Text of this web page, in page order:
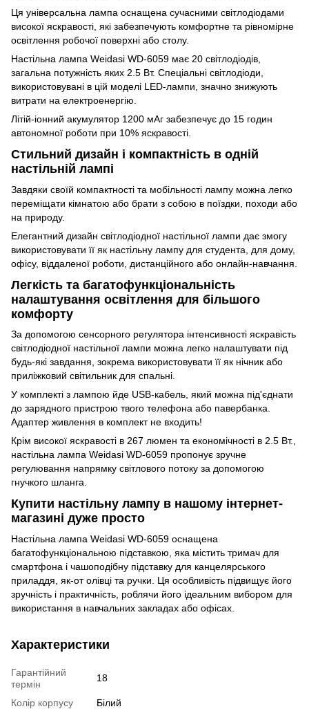
Ця універсальна лампа оснащена сучасними світлодіодами
високої яскравості, які забезпечують комфортне та рівномірне
освітлення робочої поверхні або столу.
Настільна лампа Weidasi WD-6059 має 20 світлодіодів,
загальна потужність яких 2.5 Вт. Спеціальні світлодіоди,
використовувані в цій моделі LED-лампи, значно знижують
витрати на електроенергію.
Літій-іонний акумулятор 1200 мАг забезпечує до 15 годин
автономної роботи при 10% яскравості.
Стильний дизайн і компактність в одній
настільній лампі
Завдяки своїй компактності та мобільності лампу можна легко
переміщати кімнатою або брати з собою в поїздки, походи або
на природу.
Елегантний дизайн світлодіодної настільної лампи дає змогу
використовувати її як настільну лампу для студента, для дому,
офісу, віддаленої роботи, дистанційного або онлайн-навчання.
Легкість та багатофункціональність
налаштування освітлення для більшого
комфорту
За допомогою сенсорного регулятора інтенсивності яскравість
світлодіодної настільної лампи можна легко налаштувати під
будь-які завдання, зокрема використовувати її як нічник або
приліжковий світильник для спальні.
У комплекті з лампою йде USB-кабель, який можна під'єднати
до зарядного пристрою твого телефона або павербанка.
Адаптер живлення в комплект не входить!
Крім високої яскравості в 267 люмен та економічності в 2.5 Вт.,
настільна лампа Weidasi WD-6059 пропонує зручне
регулювання напрямку світлового потоку за допомогою
гнучкого шланга.
Купити настільну лампу в нашому інтернет-
магазині дуже просто
Настільна лампа Weidasi WD-6059 оснащена
багатофункціональною підставкою, яка містить тримач для
смартфона і чашоподібну підставку для канцелярського
приладдя, як-от олівці та ручки. Ця особливість підвищує його
зручність і практичність, роблячи його ідеальним вибором для
використання в навчальних закладах або офісах.
Характеристики
Гарантійний
термін
18
Колір корпусу Білий